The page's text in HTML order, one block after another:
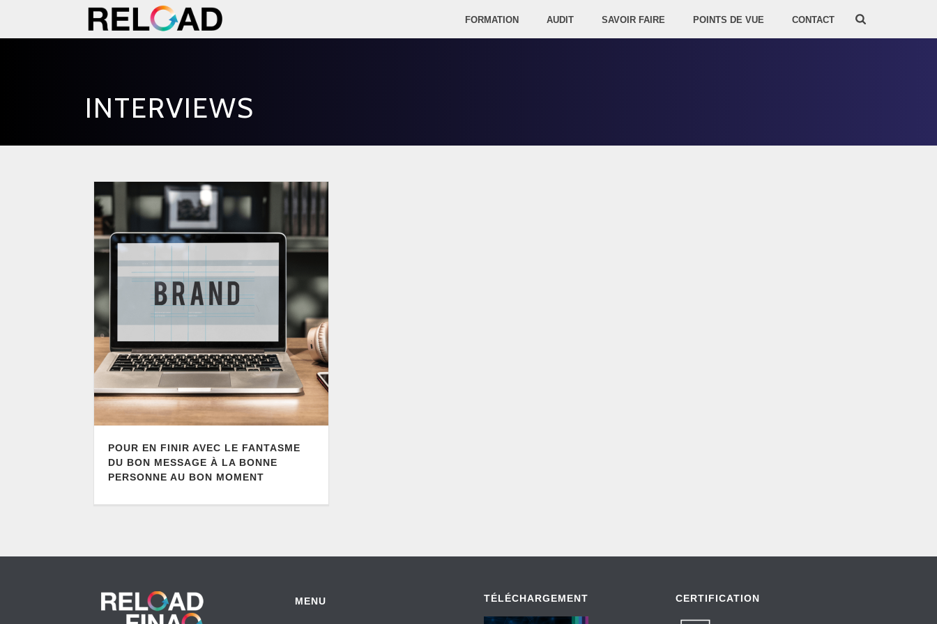
FORMATION AUDIT SAVOIR FAIRE POINTS DE VUE CONTACT
INTERVIEWS
POUR EN FINIR AVEC LE FANTASME
DU BON MESSAGE À LA BONNE
PERSONNE AU BON MOMENT
MENU TÉLÉCHARGEMENT CERTIFICATION